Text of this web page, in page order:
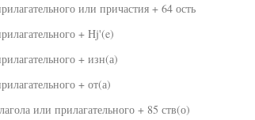
или причастия + 64 ость
+ Hj'(e)
+ изн(а)
+ от(а)
или прилагательного + 85 ств(о)